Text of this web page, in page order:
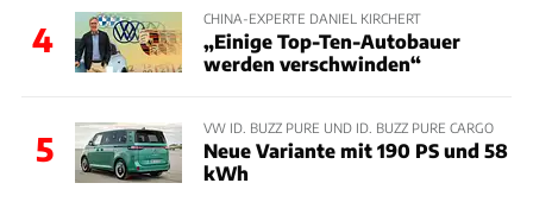
4
CHINA-EXPERTE DANIEL KIRCHERT
„Einige Top-Ten-Autobauer
werden verschwinden“
5
VW ID. BUZZ PURE UND ID. BUZZ PURE CARGO
Neue Variante mit 190 PS und 58
kWh